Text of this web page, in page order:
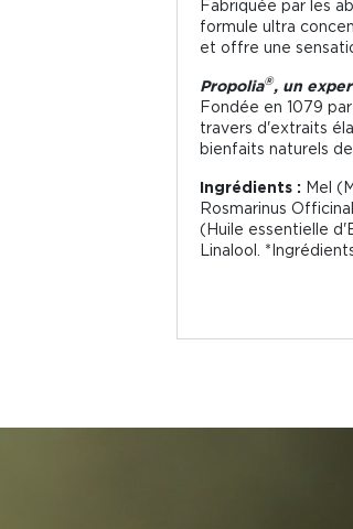
Fabriquée par les
formule ultra
et offre une
Propolia®, un
Fondée en 1079
travers d'extraits
bienfaits naturels
Ingrédients : Mel
Rosmarinus
(Huile essentielle
Linalool.